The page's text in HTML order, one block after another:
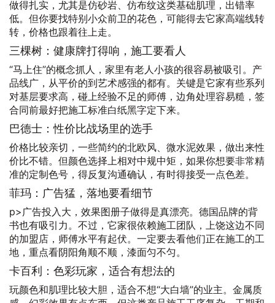
做得扎实，尤其是仿砂岩、仿布纹这类基础肌理，出错率
低。但你要找特别小众前卫的花色，可能得去它家高端线转
转，价格也跟着往上走。
三棵树：健康牌打得响，施工要看人
“马上住”的概念抓人，家里有老人小孩的很容易被吸引。产
品线广，从平价的到艺术感强的都有。关键是它家有些系列
对基层要求高，碰上经验不足的师傅，边角处理容易糙，签
合同前最好把施工标准白纸黑字定下来。
巴德士：性价比战场里的选手
价格比较亲切，一些简约的北欧风、微水泥效果，做出来性
价比不错。但颜色选择上相对中规中矩，如果你想要非常精
准的定制色号，得反复沟通确认，有时得接受一点色差。
菲玛：广告猛，落地要看细节
p>广告投入大，效果图册子做得是真漂亮。德国品牌的背
书也有吸引力。不过，它家很依赖施工团队，上饶这边不同
的加盟店，师傅水平有起伏。一定要去看他们正在施工的工
地，重点看阴阳角顺不顺，漆面匀不匀。
卡百利：色彩玩家，适合有想法的
玩颜色和肌理比较大胆，适合不想“大白墙”的业主。金属质